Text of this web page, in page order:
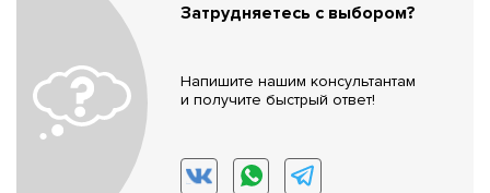
Затрудняетесь с выбором?
Напишите нашим консультантам
и получите быстрый ответ!